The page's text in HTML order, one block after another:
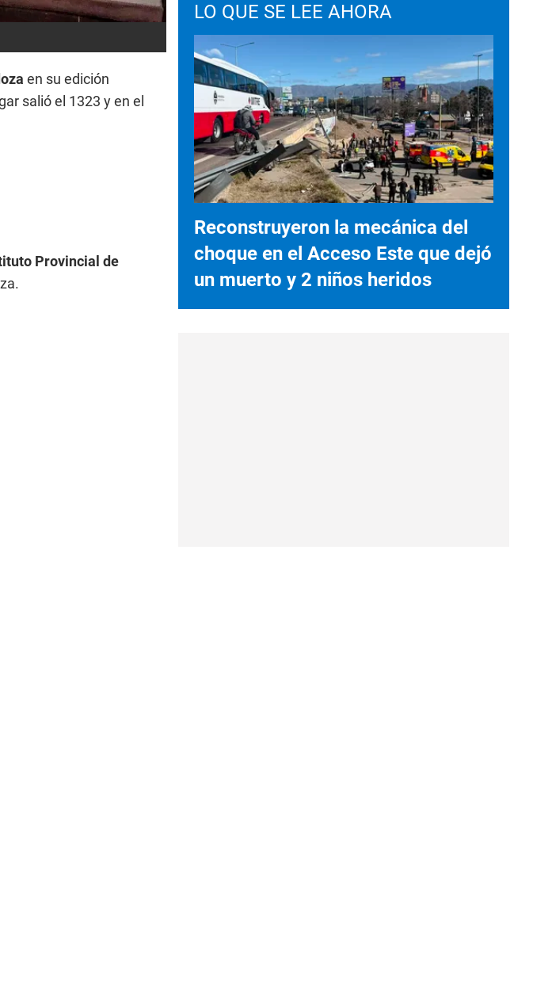
en su edición
salió el 1323 y en el
Provincial de
LO QUE SE LEE AHORA
Reconstruyeron la mecánica del
choque en el Acceso Este que dejó
un muerto y 2 niños heridos